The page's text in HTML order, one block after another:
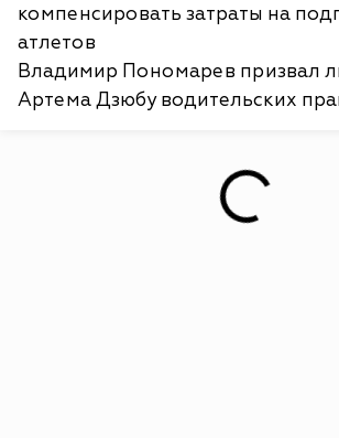
компенсировать затраты на
атлетов
Владимир Пономарев призвал
Артема Дзюбу водительских